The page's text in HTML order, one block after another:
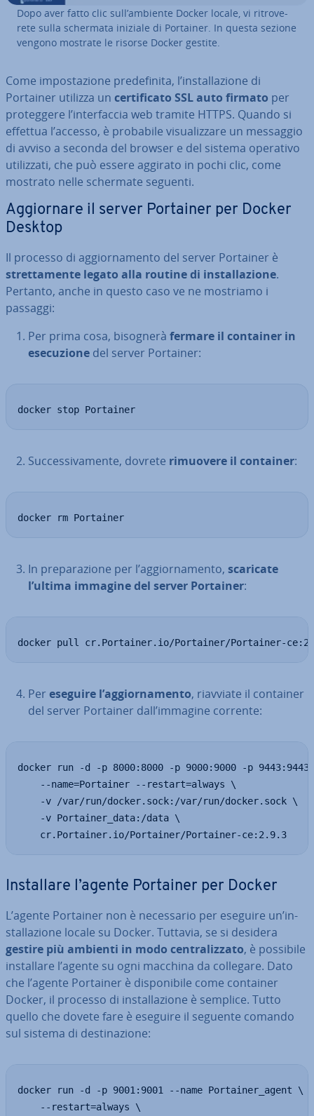
Dopo aver fatto clic sull’ambiente Docker locale, vi ri­tro­ve­
re­te sulla schermata iniziale di Portainer. In questa sezione
vengono mostrate le risorse Docker gestite.
Come im­po­sta­zio­ne pre­de­fi­ni­ta, l’in­stal­la­zio­ne di
Portainer utilizza un cer­ti­fi­ca­to SSL auto firmato per
pro­teg­ge­re l’in­ter­fac­cia web tramite HTTPS. Quando si
effettua l’accesso, è probabile vi­sua­liz­za­re un messaggio
di avviso a seconda del browser e del sistema operativo
uti­liz­za­ti, che può essere aggirato in pochi clic, come
mostrato nelle schermate seguenti.
Ag­gior­na­re il server Portainer per Docker
Desktop
Il processo di ag­gior­na­men­to del server Portainer è
stret­ta­men­te legato alla routine di in­stal­la­zio­ne.
Pertanto, anche in questo caso ve ne mostriamo i
passaggi:
Per prima cosa, bisognerà fermare il container in
ese­cu­zio­ne del server Portainer:
docker stop Portainer
Suc­ces­si­va­men­te, dovrete rimuovere il container:
docker rm Portainer
In pre­pa­ra­zio­ne per l’ag­gior­na­men­to, scaricate
l’ultima immagine del server Portainer:
docker pull cr.Portainer.io/Portainer/Portainer-
Per eseguire l’ag­gior­na­men­to, riavviate il container
del server Portainer dall’immagine corrente:
docker run -d -p 8000:8000 -p 9000:9000 -p
    --name=Portainer --restart=always \
    -v /var/run/docker.sock:/var/run/docker.sock \
    -v Portainer_data:/data \
    cr.Portainer.io/Portainer/Portainer-ce:2.9.3
In­stal­la­re l’agente Portainer per Docker
L’agente Portainer non è ne­ces­sa­rio per eseguire un’in­
stal­la­zio­ne locale su Docker. Tuttavia, se si desidera
gestire più ambienti in modo cen­tra­liz­za­to, è possibile
in­stal­la­re l’agente su ogni macchina da collegare. Dato
che l’agente Portainer è di­spo­ni­bi­le come container
Docker, il processo di in­stal­la­zio­ne è semplice. Tutto
quello che dovete fare è eseguire il seguente comando
sul sistema di de­sti­na­zio­ne:
docker run -d -p 9001:9001 --name Portainer_agent \
    --restart=always \